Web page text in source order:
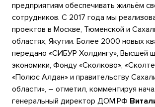
предприятиям обеспечивать жильём
сотрудников. С 2017 года мы
проектов в Москве, Тюменской и
областях, Якутии. Более 2000 новых
передано «СИБУР Холдингу», Высшей
экономики, Фонду «Сколково»,
«Полюс Алдан» и правительству
области», – отметил, комментируя
генеральный директор ДОМ.PФ